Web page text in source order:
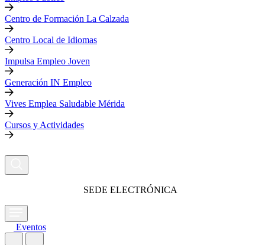
Centro de Formación La Calzada
Centro Local de Idiomas
Impulsa Empleo Joven
Generación IN Empleo
Vives Emplea Saludable Mérida
Cursos y Actividades
SEDE ELECTRÓNICA
Eventos